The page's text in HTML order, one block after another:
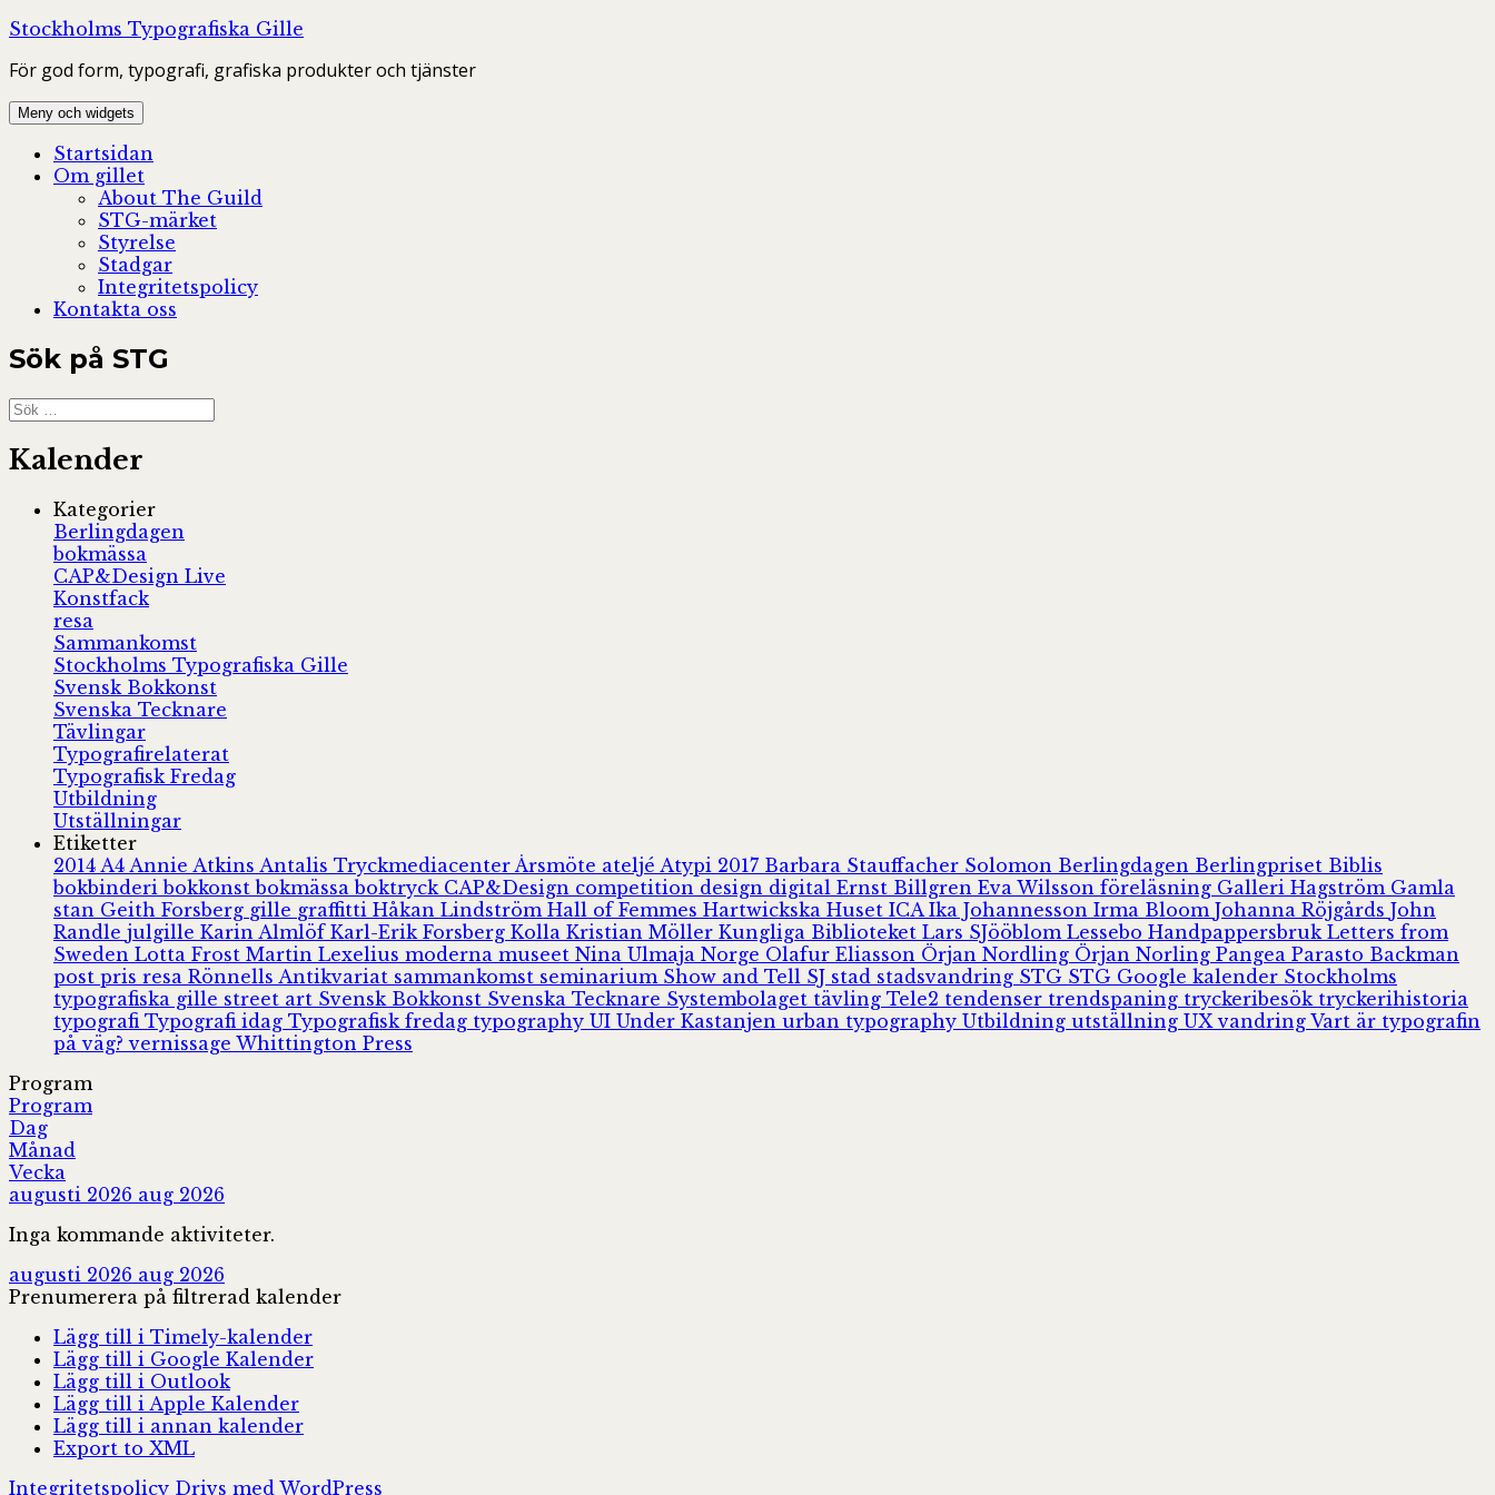
Hoppa
innehåll
Stockholms Typografiska Gille
För god form, typografi, grafiska produkter och tjänster
Meny och widgets
Startsidan
Om gillet
About The Guild
STG-märket
Styrelse
Stadgar
Integritetspolicy
Kontakta oss
Sök på STG
Sök
efter:
Kalender
Kategorier
Berlingdagen
bokmässa
CAP&Design Live
Konstfack
resa
Sammankomst
Stockholms Typografiska Gille
Svensk Bokkonst
Svenska Tecknare
Tävlingar
Typografirelaterat
Typografisk Fredag
Utbildning
Utställningar
Etiketter
2014 A4 Annie Atkins Antalis Tryckmediacenter Årsmöte ateljé Atypi 2017 Barbara Stauffacher Solomon Berlingdagen Berlingpriset Biblis
bokbinderibokkonstbokmässaboktryck CAP&Design competition design digital Ernst Billgren Eva Wilsson föreläsning Galleri Hagström Gamla
stan Geith Forsberg gille graffitti Håkan Lindström Hall of Femmes Hartwickska Huset ICA Ika Johannesson Irma Bloom Johanna Röjgårds John
Randle julgille Karin Almlöf Karl-Erik Forsberg Kolla Kristian Möller Kungliga Biblioteket Lars SJööblom Lessebo Handpappersbruk Letters from
Sweden Lotta Frost Martin Lexelius moderna museet Nina Ulmaja Norge Olafur Eliasson Örjan Nordling Örjan Norling Pangea Parasto Backman
post pris resa Rönnells Antikvariat sammankomst seminarium Show and Tell SJ stad stadsvandring STG STG Google kalender Stockholms
typografiska gille street art Svensk Bokkonst Svenska Tecknare Systembolaget tävling Tele2 tendenser trendspaning tryckeribesök tryckerihistoria
typografi Typografi idag Typografisk fredag typography UI Under Kastanjen urban typography Utbildning utställning UXvandring Vart är typografin
på väg?vernissage Whittington Press
Program
Program
Dag
Månad
Vecka
augusti 2026 aug 2026
Inga kommande aktiviteter.
augusti 2026 aug 2026
Prenumerera på filtrerad kalender
Lägg till i Timely-kalender
Lägg till i Google Kalender
Lägg till i Outlook
Lägg till i Apple Kalender
Lägg till i annan kalender
Export to XML
Integritetspolicy Drivs med WordPress